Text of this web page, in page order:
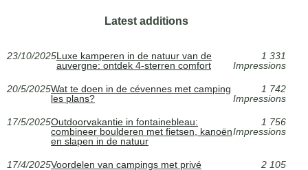
Latest additions
23/10/2025Luxe kamperen in de natuur van de
auvergne: ontdek 4-sterren comfort
1 331
Impressions
20/5/2025Wat te doen in de cévennes met camping
les plans?
1 742
Impressions
17/5/2025Outdoorvakantie in fontainebleau:
combineer boulderen met fietsen, kanoën
en slapen in de natuur
1 756
Impressions
17/4/2025Voordelen van campings met privé
2 105